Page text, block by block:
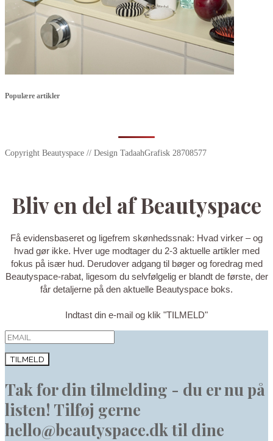
Populære artikler
Copyright Beautyspace // Design TadaahGrafisk 28708577
Bliv en del af Beautyspace
Få evidensbaseret og ligefrem skønhedssnak: Hvad virker – og
hvad gør ikke. Hver uge modtager du 2-3 aktuelle artikler med
fokus på især hud. Derudover adgang til bøger og foredrag med
Beautyspace-rabat, ligesom du selvfølgelig er blandt de første, der
får detaljerne på den aktuelle Beautyspace boks.
Indtast din e-mail og klik "TILMELD"
TILMELD
Tak for din tilmelding - du er nu på
listen! Tilføj gerne
hello@beautyspace.dk til dine